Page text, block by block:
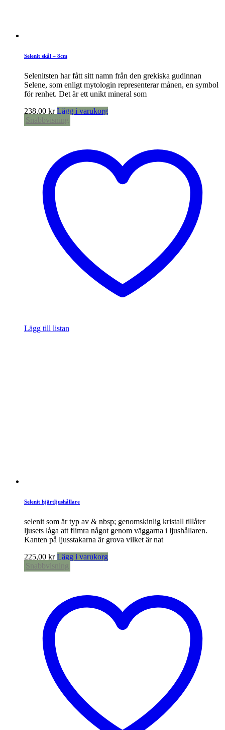
Selenit skål – 8cm
Selenitsten har fått sitt namn från den grekiska gudinnan
Selene, som enligt mytologin representerar månen, en symbol
för renhet. Det är ett unikt mineral som
238,00 kr Lägg i varukorg
Snabbvisning
Lägg till listan
Selenit hjärtljushållare
selenit som är typ av & nbsp; genomskinlig kristall tillåter
ljusets låga att flimra något genom väggarna i ljushållaren.
Kanten på ljusstakarna är grova vilket är nat
225,00 kr Lägg i varukorg
Snabbvisning